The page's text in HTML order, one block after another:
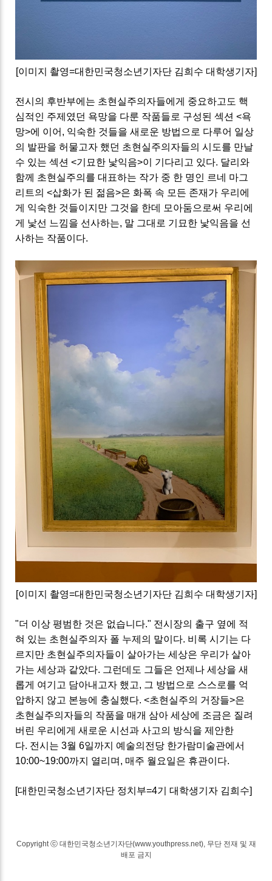
[이미지 촬영=대한민국청소년기자단 김희수 대학생기자]
전시의 후반부에는 초현실주의자들에게 중요하고도 핵
심적인 주제였던 욕망을 다룬 작품들로 구성된 섹션 <욕
망>에 이어, 익숙한 것들을 새로운 방법으로 다루어 일상
의 발판을 허물고자 했던 초현실주의자들의 시도를 만날
수 있는 섹션 <기묘한 낯익음>이 기다리고 있다. 달리와
함께 초현실주의를 대표하는 작가 중 한 명인 르네 마그
리트의 <삽화가 된 젊음>은 화폭 속 모든 존재가 우리에
게 익숙한 것들이지만 그것을 한데 모아둠으로써 우리에
게 낯선 느낌을 선사하는, 말 그대로 기묘한 낯익음을 선
사하는 작품이다.
[이미지 촬영=대한민국청소년기자단 김희수 대학생기자]
"더 이상 평범한 것은 없습니다." 전시장의 출구 옆에 적
혀 있는 초현실주의자 폴 누제의 말이다. 비록 시기는 다
르지만 초현실주의자들이 살아가는 세상은 우리가 살아
가는 세상과 같았다. 그런데도 그들은 언제나 세상을 새
롭게 여기고 담아내고자 했고, 그 방법으로 스스로를 억
압하지 않고 본능에 충실했다. <초현실주의 거장들>은
초현실주의자들의 작품을 매개 삼아 세상에 조금은 질려
버린 우리에게 새로운 시선과 사고의 방식을 제안한
다. 전시는 3월 6일까지 예술의전당 한가람미술관에서
10:00~19:00까지 열리며, 매주 월요일은 휴관이다.
[대한민국청소년기자단 정치부=4기 대학생기자 김희수]
Copyright ⓒ 대한민국청소년기자단(www.youthpress.net), 무단 전재 및 재
배포 금지